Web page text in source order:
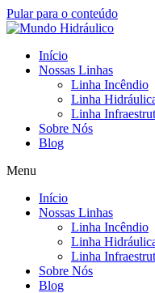
Pular para o conteúdo
Início
Nossas Linhas
Linha Incêndio
Linha
Linha
Sobre Nós
Blog
Menu
Início
Nossas Linhas
Linha Incêndio
Linha
Linha
Sobre Nós
Blog